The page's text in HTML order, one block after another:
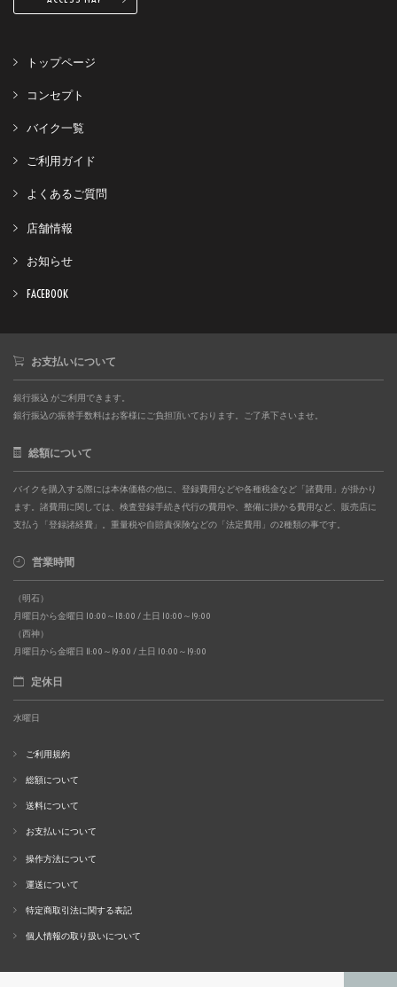
トップページ
コンセプト
バイク一覧
ご利用ガイド
よくあるご質問
店舗情報
お知らせ
FACEBOOK
お支払いについて
銀行振込 がご利用できます。
銀行振込の振替手数料はお客様にご負担頂いております。ご了承下さいませ。
総額について
バイクを購入する際には本体価格の他に、登録費用などや各種税金など「諸費用」が掛かり
ます。諸費用に関しては、検査登録手続き代行の費用や、整備に掛かる費用など、販売店に
支払う「登録諸経費」。重量税や自賠責保険などの「法定費用」の2種類の事です。
営業時間
（明石）
月曜日から金曜日 10:00～18:00 / 土日 10:00～19:00
（西神）
月曜日から金曜日 11:00～19:00 / 土日 10:00～19:00
定休日
水曜日
ご利用規約
総額について
送料について
お支払いについて
操作方法について
運送について
特定商取引法に関する表記
個人情報の取り扱いについて